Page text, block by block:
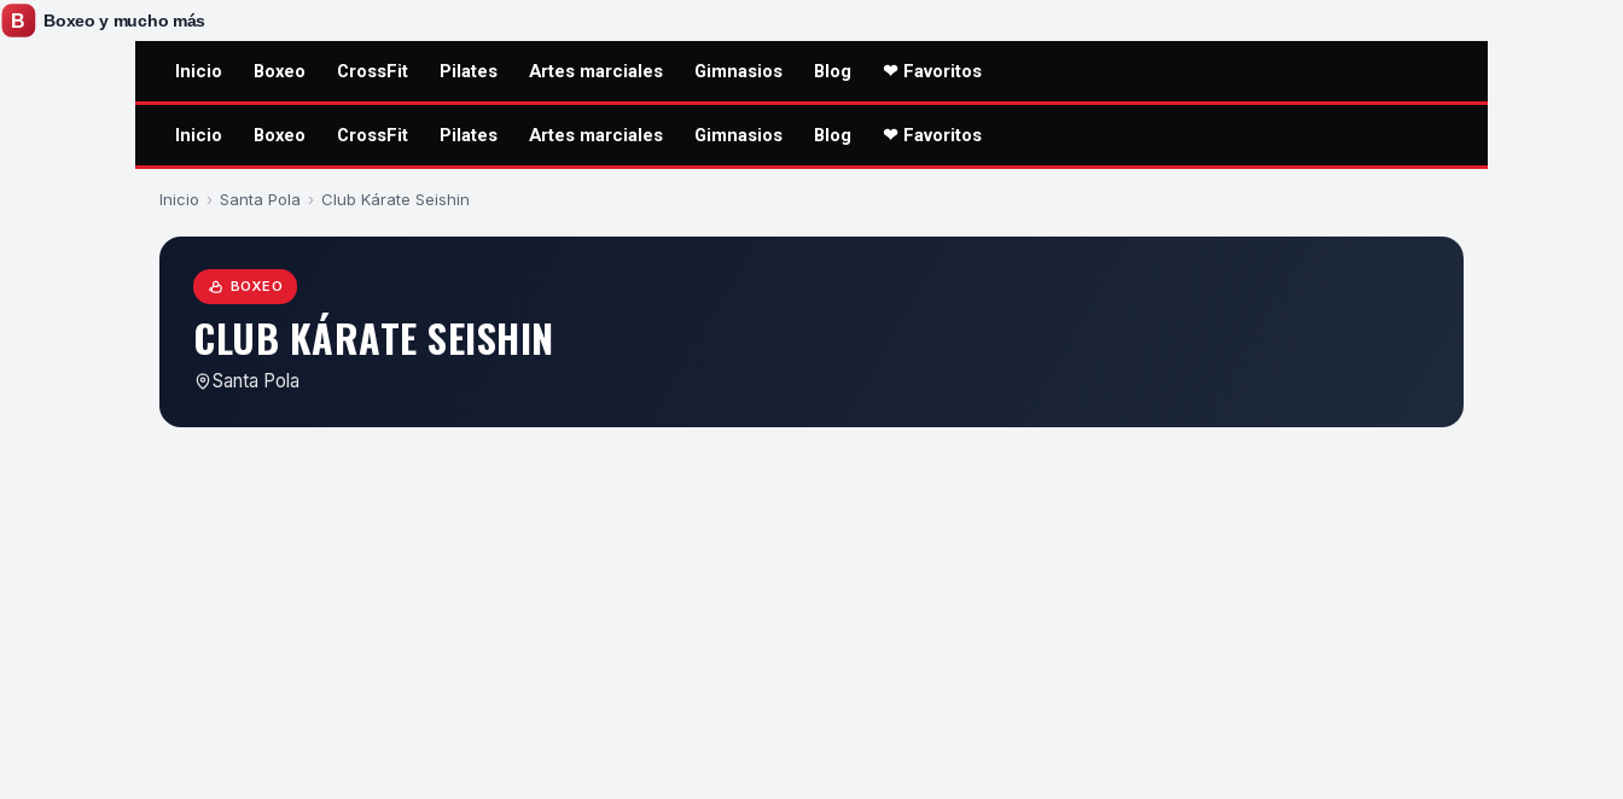
Inicio Boxeo CrossFit Pilates Artes marciales Gimnasios Blog ❤ Favoritos
Inicio Boxeo CrossFit Pilates Artes marciales Gimnasios Blog ❤ Favoritos
Inicio › Santa Pola › Club Kárate Seishin
BOXEO
CLUB KÁRATE SEISHIN
Santa Pola